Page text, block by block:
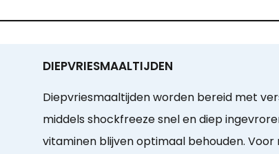
DIEPVRIESMAALTIJDEN
Diepvriesmaaltijden worden bereid met
middels shockfreeze snel en diep
vitaminen blijven optimaal behouden.